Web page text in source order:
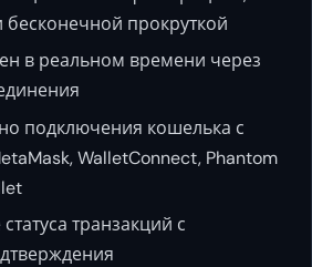
бесконечной прокруткой
в реальном времени через
подключения кошелька с
WalletConnect, Phantom
транзакций с